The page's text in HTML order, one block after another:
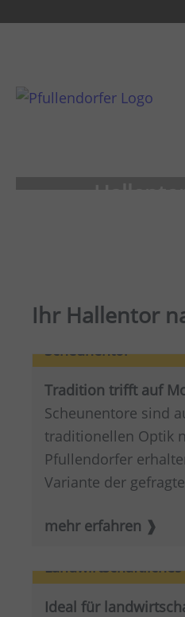
Ihr Hallentor
Scheunentor
Tradition trifft auf
Scheunentore sind
traditionellen Optik
Pfullendorfer
Variante der
mehr erfahren
Landwirtschaftliches
Ideal für